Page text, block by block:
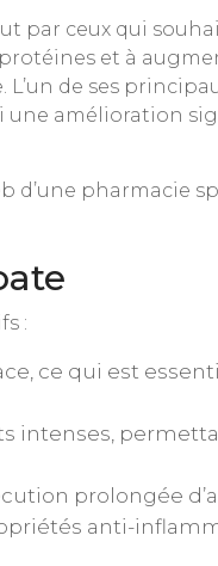
par ceux qui
et à
de ses
amélioration
d’une pharmacie
:
ce qui est
intenses,
prolongée
anti-